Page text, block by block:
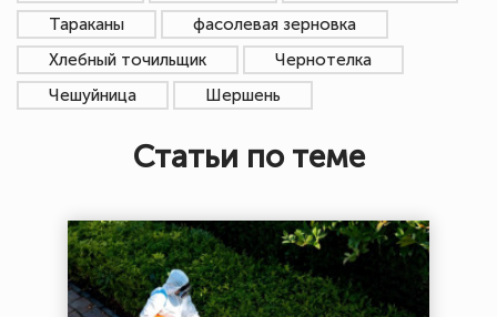
Тараканы
фасолевая зерновка
Хлебный точильщик
Чернотелка
Чешуйница
Шершень
Статьи по теме